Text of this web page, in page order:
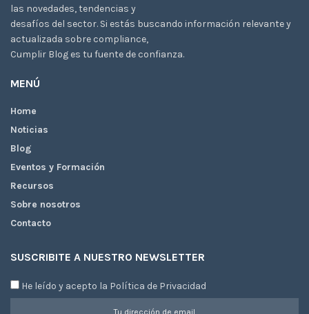
las novedades, tendencias y
desafíos del sector. Si estás buscando información relevante y
actualizada sobre compliance,
Cumplir Blog es tu fuente de confianza.
MENÚ
Home
Noticias
Blog
Eventos y Formación
Recursos
Sobre nosotros
Contacto
SUSCRIBITE A NUESTRO NEWSLETTER
He leído y acepto la Política de Privacidad